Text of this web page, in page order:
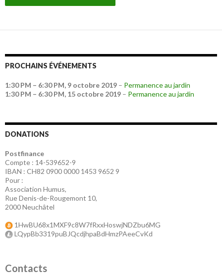
PROCHAINS ÉVÉNEMENTS
1:30 PM – 6:30 PM, 9 octobre 2019 – Permanence au jardin
1:30 PM – 6:30 PM, 15 octobre 2019 – Permanence au jardin
DONATIONS
Postfinance
Compte : 14-539652-9
IBAN : CH82 0900 0000 1453 9652 9
Pour :
Association Humus,
Rue Denis-de-Rougemont 10,
2000 Neuchâtel
1HwBU68x1MXF9c8W7fRxxHoswjNDZbu6MG
LQypBb3319puBJQcdjhpaBdHmzPAeeCvKd
Contacts